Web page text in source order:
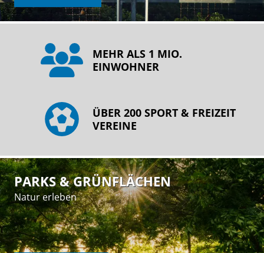
MEHR ALS 1 MIO.
EINWOHNER
ÜBER 200 SPORT & FREIZEIT
VEREINE
PARKS & GRÜNFLÄCHEN
Natur erleben